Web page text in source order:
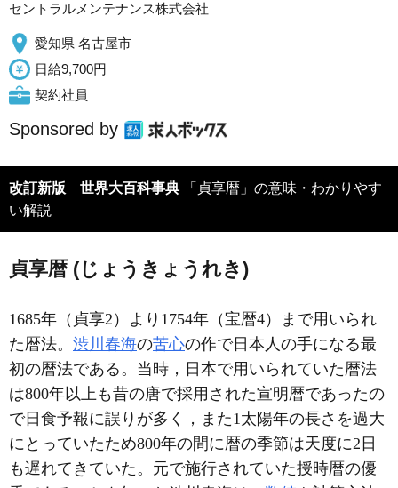
セントラルメンテナンス株式会社
愛知県 名古屋市
日給9,700円
契約社員
Sponsored by
改訂新版 世界大百科事典
い解説
貞享暦 (じょうきょうれき)
1685年（貞享2）より1754年（宝暦4）まで用いられ
た暦法。 渋川春海の苦心の作で日本人の手になる最
初の暦法である。当時，日本で用いられていた暦法
は800年以上も昔の唐で採用された宣明暦であったの
で日食予報に誤りが多く，また1太陽年の長さを過大
にとっていたため800年の間に暦の季節は天度に2日
も遅れてきていた。元で施行されていた授時暦の優